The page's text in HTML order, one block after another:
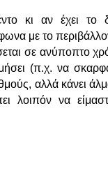
κι αν έχει το
με το περιβάλλον
σε ανύποπτο
(π.χ. να
αλλά κάνει
λοιπόν να